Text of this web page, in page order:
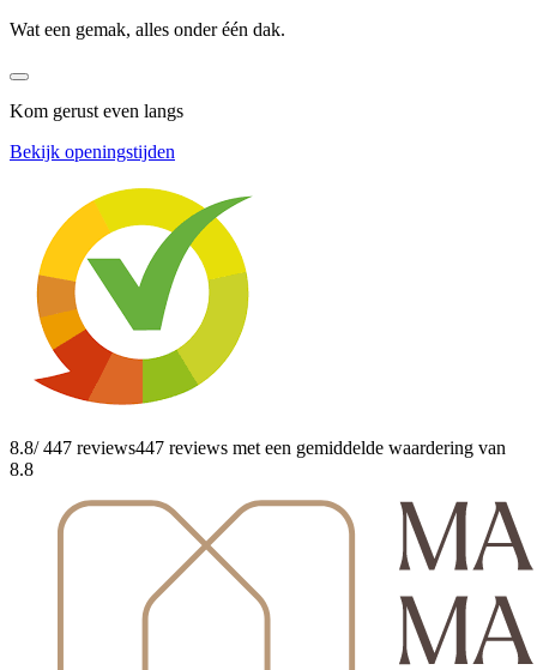
Wat een gemak, alles onder één dak.
Kom gerust even langs
Bekijk openingstijden
8.8/ 447 reviews447 reviews met een gemiddelde waardering van
8.8